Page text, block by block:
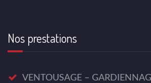
Nos prestations
VENTOUSAGE –